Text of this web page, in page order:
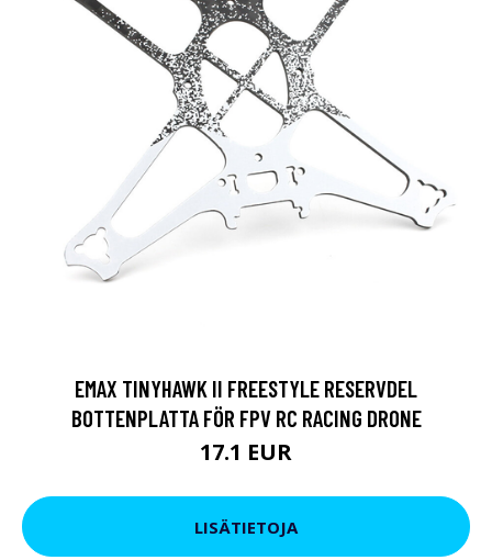
EMAX TINYHAWK II FREESTYLE RESERVDEL
BOTTENPLATTA FÖR FPV RC RACING DRONE
17.1 EUR
LISÄTIETOJA